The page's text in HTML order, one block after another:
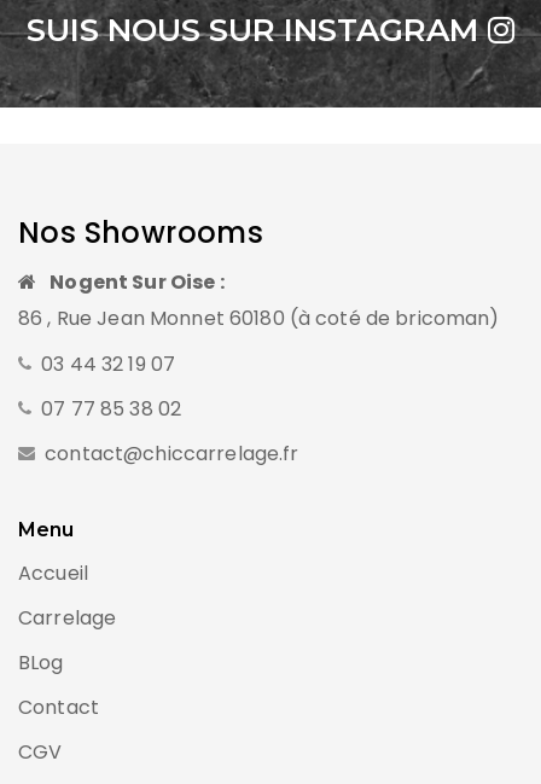
SUIS NOUS SUR INSTAGRAM
Nos Showrooms
Nogent Sur Oise :
86 , Rue Jean Monnet 60180 (à coté de bricoman)
03 44 32 19 07
07 77 85 38 02
contact@chiccarrelage.fr
Menu
Accueil
Carrelage
BLog
Contact
CGV